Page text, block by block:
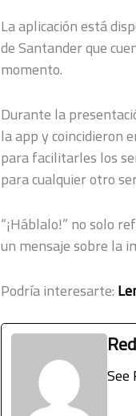
La aplicación está
de Santander que
momento.
Durante la
la app y coincidieron
para facilitarles los
para cualquier otro
“¡Háblalo!” no solo
un mensaje sobre la
Podría interesarte:
See